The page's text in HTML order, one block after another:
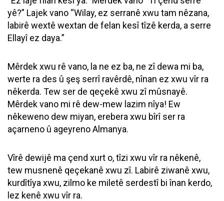
yê?” Lajek vano “Wilay, ez serranê xwu tam nêzana,
labirê wextê wextan de felan kesî tîzê kerda, a serre
Ellayî ez daya.”
Mêrdek xwu rê vano, la ne ez ba, ne zî dewa mi ba,
werte ra des û şeş serrî ravêrdê, nînan ez xwu vîr ra
nêkerda. Tew ser de qeçekê xwu zî mûsnayê.
Mêrdek vano mi rê dew-mew lazim nîya! Ew
nêkeweno dew miyan, erebera xwu bîrî ser ra
açarneno û ageyreno Almanya.
Vîrê dewijê ma çend xurt o, tîzi xwu vîr ra nêkenê,
tew musnenê qeçekanê xwu zî. Labirê ziwanê xwu,
kurdîtîya xwu, zilmo ke miletê serdestî bi înan kerdo,
lez kenê xwu vîr ra.